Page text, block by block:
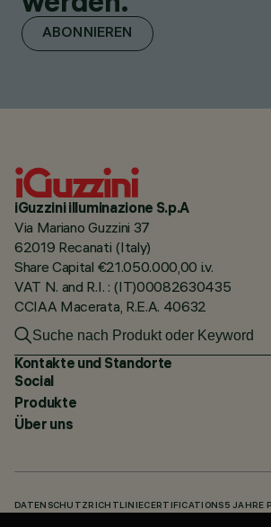
ABONNIEREN
iGuzzini illuminazione S.p.A
Via Mariano Guzzini 37
62019 Recanati (Italy)
Share Capital €21.050.000,00 i.v.
VAT N. and R.I. : (IT)00082630435
CCIAA Macerata, R.E.A. 40632
Kontakte und Standorte
Social
Produkte
Über uns
DATENSCHUTZRICHTLINIECERTIFICATIONS 5 JAHRE